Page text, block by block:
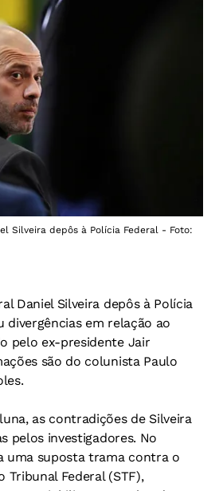
Silveira depôs à Polícia Federal - Foto:
Daniel Silveira depôs à Polícia
divergências em relação ao
pelo ex-presidente Jair
são do colunista Paulo
as contradições de Silveira
pelos investigadores. No
uma suposta trama contra o
Federal (STF),